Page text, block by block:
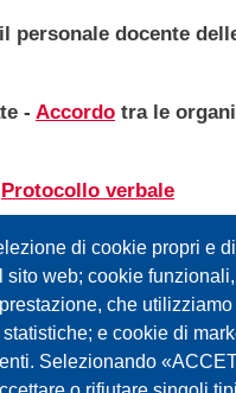
di cookie propri e
sito web; cookie
che utilizziamo
e cookie di
Selezionando
personale docente
- Accordo tra le
Protocollo verbale
di ripartizione del
riguardante le